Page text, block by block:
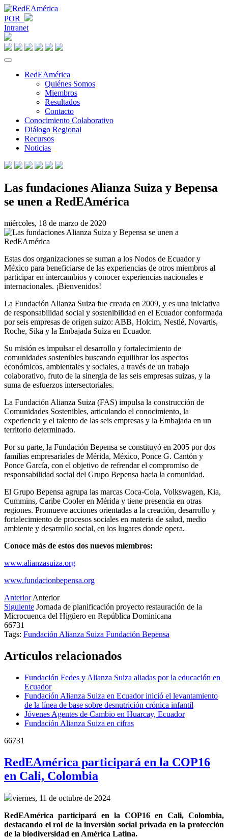
POR
Intranet
RedEAmérica
Quiénes Somos
Miembros
Resultados
Contacto
Conocimiento Colaborativo
Diálogo Regional
Recursos
Noticias
Las fundaciones Alianza Suiza y Bepensa
se unen a RedEAmérica
miércoles, 18 de marzo de 2020
Estas dos organizaciones se suman a los Nodos de Ecuador y
México para beneficiarse de las experiencias de otros miembros al
participar en intercambios y conocer experiencias nacionales e
internacionales. ¡Bienvenidos!
La Fundación Alianza Suiza fue creada en 2009, y es una iniciativa
de responsabilidad social y sostenibilidad en el Ecuador conformada
por seis empresas de origen suizo: ABB, Holcim, Nestlé, Novartis,
Roche, Sika y la Embajada Suiza en Ecuador.
Su misión es impulsar el desarrollo y fortalecimiento de
comunidades sostenibles buscando equilibrar los aspectos
económicos, ambientales y sociales, a través de un trabajo
colaborativo, fruto de la sinergia de las seis empresas suizas, y la
suma de esfuerzos intersectoriales.
La Fundación Alianza Suiza (FAS) impulsa la construcción de
Comunidades Sostenibles, articulando el conocimiento, la
experiencia y el talento de las seis empresas y la Embajada en un
territorio determinado.
Por su parte, la Fundación Bepensa se constituyó en 2005 por dos
familias empresariales de Mérida, México, Ponce G. Cantón y
Ponce García, con el objetivo de refrendar el compromiso de
responsabilidad social del Grupo Bepensa hacia la comunidad.
El Grupo Bepensa agrupa las marcas Coca-Cola, Volkswagen, Kia,
Cummins, Caribe Cooler en Mérida y tiene presencia en otras
regiones. Promueve acciones orientadas a la creación, desarrollo y
fortalecimiento de procesos sociales en materia de salud, medio
ambiente y desarrollo social, en los lugares donde opera.
Conoce más de estos dos nuevos miembros:
www.alianzasuiza.org
www.fundacionbepensa.org
Anterior Anterior
Siguiente Jornada de planificación proyecto restauración de la
Microcuenca del Higüero en República Dominicana
66731
Tags: Fundación Alianza Suiza Fundación Bepensa
Artículos relacionados
Fundación Fedes y Alianza Suiza aliadas por la educación en
Ecuador
Fundación Alianza Suiza en Ecuador inició el levantamiento
de la línea de base sobre desnutrición crónica infantil
Jóvenes Agentes de Cambio en Huarcay, Ecuador
Fundación Alianza Suiza en cifras
66731
RedEAmérica participará en la COP16
en Cali, Colombia
viernes, 11 de octubre de 2024
RedEAmérica participará en la COP16 en Cali, Colombia,
destacando el rol de la inversión social privada en la protección
de la biodiversidad en América Latina.